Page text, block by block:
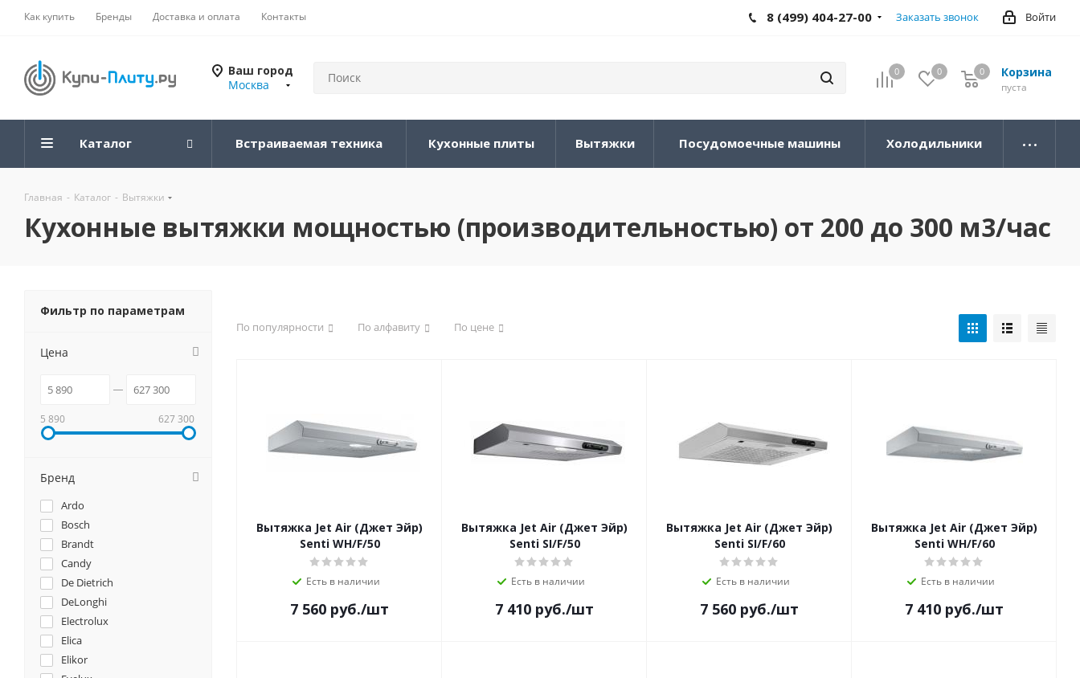
Как купить Бренды Доставка и оплата Контакты Войти
8 (499) 404-27-00 Заказать звонок
Ваш город
Москва
0 0 Корзина
0
пуста
0
Каталог Встраиваемая техника Кухонные плиты Вытяжки Посудомоечные машины Холодильники
Главная - Каталог - Вытяжки
Кухонные вытяжки мощностью (производительностью) от 200 до 300 м3/час
По популярности По алфавиту По цене
Вытяжка Jet Air (Джет Эйр)
Senti WH/F/50
Есть в наличии
7 560 руб./шт
Вытяжка Jet Air (Джет Эйр)
Senti SI/F/50
Есть в наличии
7 410 руб./шт
Вытяжка Jet Air (Джет Эйр)
Senti SI/F/60
Есть в наличии
7 560 руб./шт
Вытяжка Jet Air (Джет Эйр)
Senti WH/F/60
Есть в наличии
7 410 руб./шт
Фильтр по параметрам
Цена
5 890 627 300
Бренд
Ardo
Bosch
Brandt
Candy
De Dietrich
DeLonghi
Electrolux
Elica
Elikor